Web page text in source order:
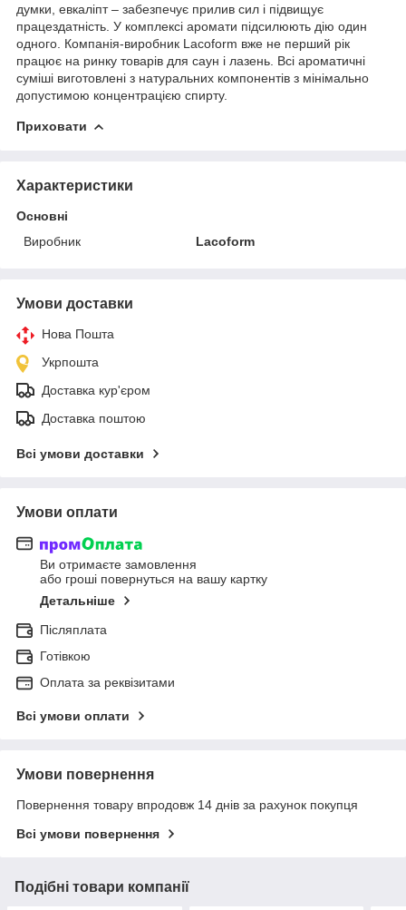
думки, евкаліпт – забезпечує прилив сил і підвищує
працездатність. У комплексі аромати підсилюють дію один
одного. Компанія-виробник Lacoform вже не перший рік
працює на ринку товарів для саун і лазень. Всі ароматичні
суміші виготовлені з натуральних компонентів з мінімально
допустимою концентрацією спирту.
Приховати
Характеристики
Основні
Виробник
Lacoform
Умови доставки
Нова Пошта
Укрпошта
Доставка кур'єром
Доставка поштою
Всі умови доставки
Умови оплати
Ви отримаєте замовлення
або гроші повернуться на вашу картку
Детальніше
Післяплата
Готівкою
Оплата за реквізитами
Всі умови оплати
Умови повернення
Повернення товару впродовж 14 днів за рахунок покупця
Всі умови повернення
Подібні товари компанії